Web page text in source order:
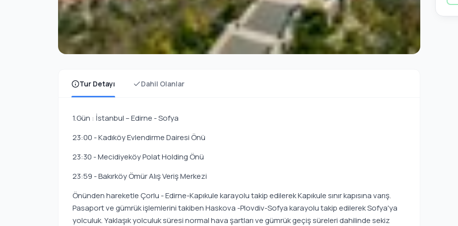
Tur Detayı Dahil Olanlar
1.Gün : İstanbul – Edirne - Sofya
23:00 - Kadıköy Evlendirme Dairesi Önü
23:30 - Mecidiyeköy Polat Holding Önü
23:59 - Bakırköy Ömür Alış Veriş Merkezi
Önünden hareketle Çorlu - Edirne-Kapıkule karayolu takip edilerek Kapıkule sınır kapısına varış.
Pasaport ve gümrük işlemlerini takiben Haskova -Plovdiv-Sofya karayolu takip edilerek Sofya'ya
yolculuk. Yaklaşık yolculuk süresi normal hava şartları ve gümrük geçiş süreleri dahilinde sekiz